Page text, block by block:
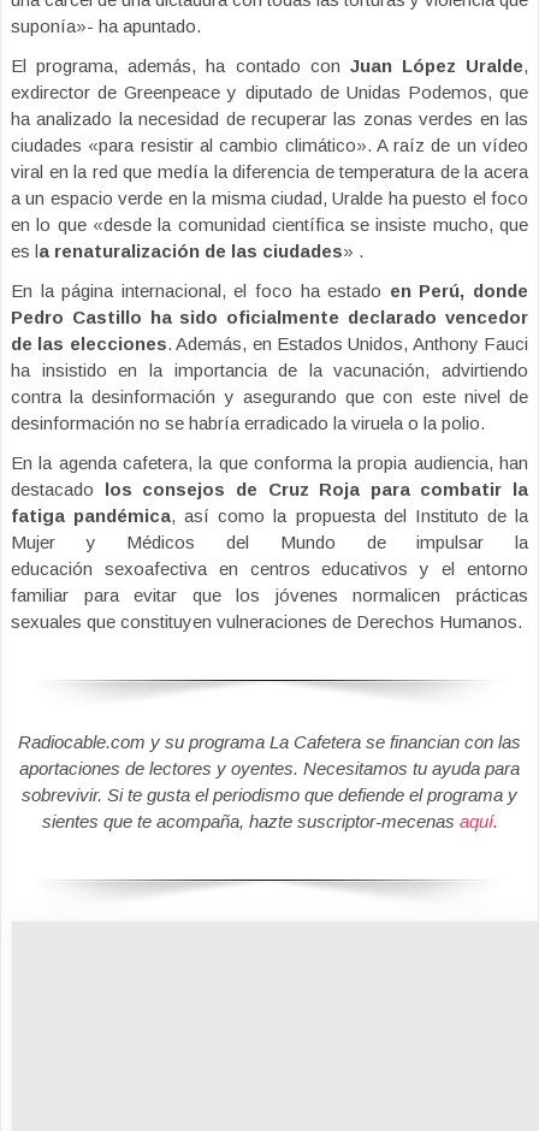
suponía»- ha apuntado.
El programa, además, ha contado con Juan López Uralde,
exdirector de Greenpeace y diputado de Unidas Podemos, que
ha analizado la necesidad de recuperar las zonas verdes en las
ciudades «para resistir al cambio climático». A raíz de un vídeo
viral en la red que medía la diferencia de temperatura de la acera
a un espacio verde en la misma ciudad, Uralde ha puesto el foco
en lo que «desde la comunidad científica se insiste mucho, que
es la renaturalización de las ciudades» .
En la página internacional, el foco ha estado en Perú, donde
Pedro Castillo ha sido oficialmente declarado vencedor
de las elecciones. Además, en Estados Unidos, Anthony Fauci
ha insistido en la importancia de la vacunación, advirtiendo
contra la desinformación y asegurando que con este nivel de
desinformación no se habría erradicado la viruela o la polio.
En la agenda cafetera, la que conforma la propia audiencia, han
destacado los consejos de Cruz Roja para combatir la
fatiga pandémica, así como la propuesta del Instituto de la
Mujer y Médicos del Mundo de impulsar la
educación sexoafectiva en centros educativos y el entorno
familiar para evitar que los jóvenes normalicen prácticas
sexuales que constituyen vulneraciones de Derechos Humanos.
Radiocable.com y su programa La Cafetera se financian con las
aportaciones de lectores y oyentes. Necesitamos tu ayuda para
sobrevivir. Si te gusta el periodismo que defiende el programa y
sientes que te acompaña, hazte suscriptor-mecenas aquí.